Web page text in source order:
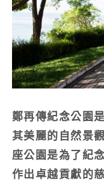
鄭再傳紀念公園
其美麗的自然景
座公園是為了紀
作出卓越貢獻的